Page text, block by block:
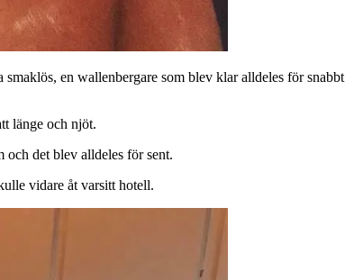
en wallenbergare som blev klar alldeles för
länge och njöt.
och det blev alldeles för sent.
vidare åt varsitt hotell.